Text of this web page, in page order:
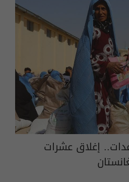
إغلاق عشرات